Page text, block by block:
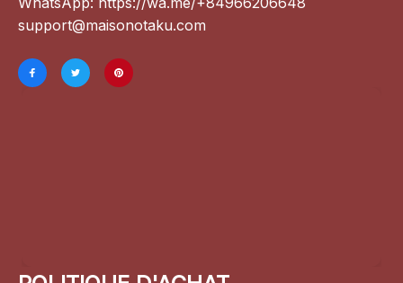
support@maisonotaku.com